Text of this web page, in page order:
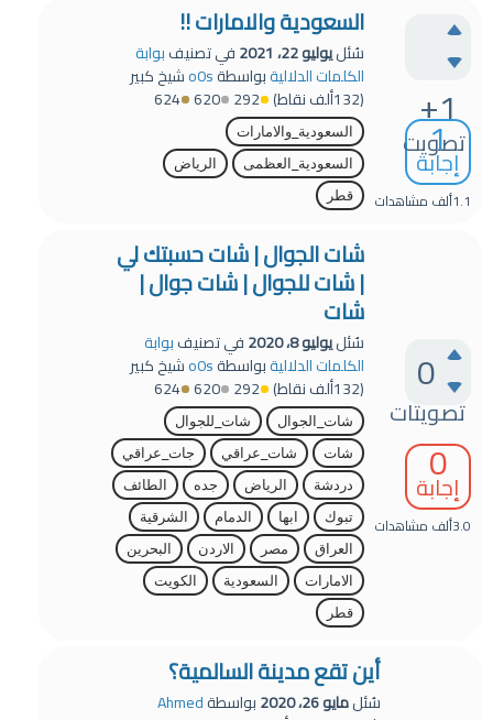
+1
تصويت
1
إجابة
1.1ألف مشاهدات
السعودية والامارات !!
سُئليوليو 22، 2021 في تصنيفبوابة
الكلمات الدلاليةبواسطةo0sشيخ كبير
(132ألف نقاط) 292
620
624
السعودية_والامارات
السعودية_العظمى
الرياض
قطر
0
تصويتات
0
إجابة
3.0ألف مشاهدات
شات الجوال | شات حسبتك لي
| شات للجوال | شات جوال |
شات
سُئليوليو 8، 2020 في تصنيفبوابة
الكلمات الدلاليةبواسطةo0sشيخ كبير
(132ألف نقاط) 292
620
624
شات_الجوال
شات_للجوال
شات
شات_عراقي
جات_عراقي
دردشة
الرياض جده
الطائف
تبوك
ابها الدمام
الشرقية
العراق
مصر الاردن
البحرين
الامارات
السعودية
الكويت
قطر
أين تقع مدينة السالمية؟
سُئلمايو 26، 2020 بواسطةAhmed